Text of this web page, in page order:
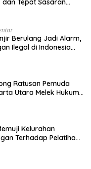
Tepat Sasaran
Berulang Jadi Alarm,
Ilegal di Indonesia
Ratusan Pemuda
Utara Melek Hukum
Kelurahan
Terhadap Pelatihan